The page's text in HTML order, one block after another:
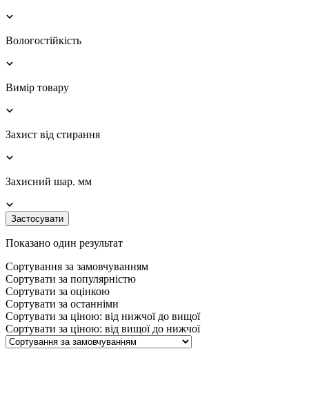
Вологостійкість
Вимір товару
Захист від стирання
Захисний шар. мм
Застосувати
Показано один результат
Сортування за замовчуванням
Сортувати за популярністю
Сортувати за оцінкою
Сортувати за останніми
Сортувати за ціною: від нижчої до вищої
Сортувати за ціною: від вищої до нижчої